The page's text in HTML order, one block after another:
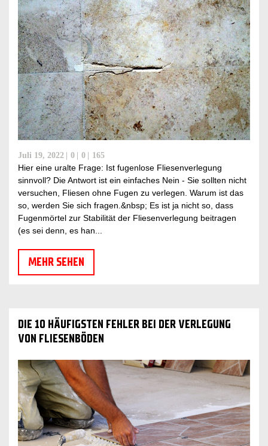
Juli 19, 2022 0 0 165
Hier eine uralte Frage: Ist fugenlose Fliesenverlegung
sinnvoll? Die Antwort ist ein einfaches Nein - Sie sollten nicht
versuchen, Fliesen ohne Fugen zu verlegen. Warum ist das
so, werden Sie sich fragen.&nbsp; Es ist ja nicht so, dass
Fugenmörtel zur Stabilität der Fliesenverlegung beitragen
(es sei denn, es han...
MEHR SEHEN
DIE 10 HÄUFIGSTEN FEHLER BEI DER VERLEGUNG
VON FLIESENBÖDEN